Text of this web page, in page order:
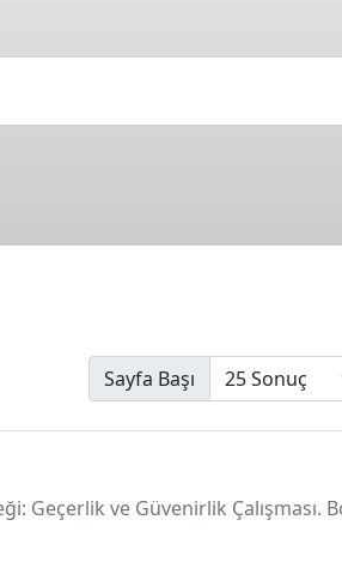
Sayfa Başı
Geçerlik ve Güvenirlik